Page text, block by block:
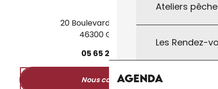
Ateliers
Les Rendez-
Agenda
20 Boulevard des Martyrs
46300 Gourdon
05 65 27
Nous contacter